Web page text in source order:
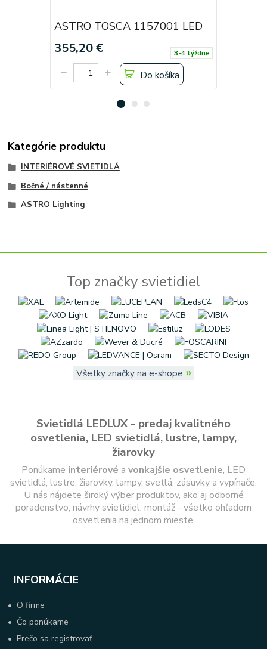
ASTRO TOSCA 1157001 LED
355,20 € 3-4 týždne
Do košíka
Kategórie produktu
INTERIÉROVÉ SVIETIDLÁ
Bočné / nástenné
ASTRO Lighting
Top značky svietidiel
Všetky značky na e-shope »
Svietidlá LEDLUX - predaj kvalitného
osvetlenia, LED svietidlá, lustre, lampy,
žiarovky
Ponúkame interiérové a vonkajšie osvetlenie, LED
svietidlá, lustre, žiarovky, lampy, svetlá, zásuvky a vypínače.
U nás nájdete široký výber produktov, ako aj odborné
poradenstvo, návrhy svietidiel, montáž - všetko ohľadom
osvetlenia na jednom mieste.
INFORMÁCIE
• O firme
• Čo ponúkame
•Prečo sa registrovať